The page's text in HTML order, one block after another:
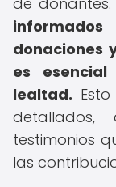
donaciones
es
lealtad.
detallados,
testimonios
las